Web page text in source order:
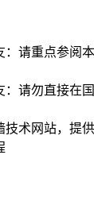
：请重点参阅
：请勿直接在
技术网站，提